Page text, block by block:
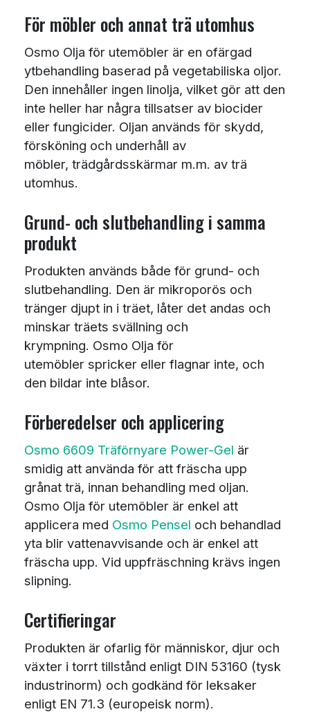
För möbler och annat trä utomhus
Osmo Olja för utemöbler är en ofärgad
ytbehandling baserad på vegetabiliska oljor.
Den innehåller ingen linolja, vilket gör att den
inte heller har några tillsatser av biocider
eller fungicider. Oljan används för skydd,
försköning och underhåll av
möbler, trädgårdsskärmar m.m. av trä
utomhus.
Grund- och slutbehandling i samma
produkt
Produkten används både för grund- och
slutbehandling. Den är mikroporös och
tränger djupt in i träet, låter det andas och
minskar träets svällning och
krympning. Osmo Olja för
utemöbler spricker eller flagnar inte, och
den bildar inte blåsor.
Förberedelser och applicering
Osmo 6609 Träförnyare Power-Gel är
smidig att använda för att fräscha upp
grånat trä, innan behandling med oljan.
Osmo Olja för utemöbler är enkel att
applicera med Osmo Pensel och behandlad
yta blir vattenavvisande och är enkel att
fräscha upp. Vid uppfräschning krävs ingen
slipning.
Certifieringar
Produkten är ofarlig för människor, djur och
växter i torrt tillstånd enligt DIN 53160 (tysk
industrinorm) och godkänd för leksaker
enligt EN 71.3 (europeisk norm).